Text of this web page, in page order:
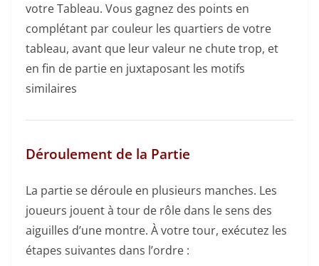
votre Tableau. Vous gagnez des points en
complétant par couleur les quartiers de votre
tableau, avant que leur valeur ne chute trop, et
en fin de partie en juxtaposant les motifs
similaires
Déroulement de la Partie
La partie se déroule en plusieurs manches. Les
joueurs jouent à tour de rôle dans le sens des
aiguilles d’une montre. À votre tour, exécutez les
étapes suivantes dans l’ordre :